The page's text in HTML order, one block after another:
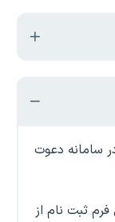
سامانه دعوت
ثبت نام از